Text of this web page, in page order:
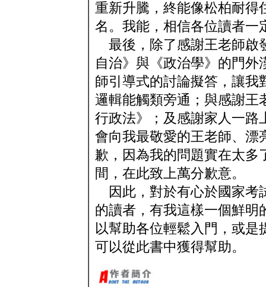
重新升騰，終能像松柏耐得
名。我能，相信各位讀者一
最後，除了感謝王老師啟
自治》與《政治學》的門
師引導式的討論擬答，讓我
邏輯能觸類旁通；與感謝王
行政法》；及感謝家人一路
會向我最敬愛的王老師、漂
歉，因為我的問題實在太多
間，在此致上萬分歉意。
因此，對於有心於國家考
的讀者，有我這樣一個鮮明
以幫助各位輕鬆入門，或
可以從此書中獲得幫助。